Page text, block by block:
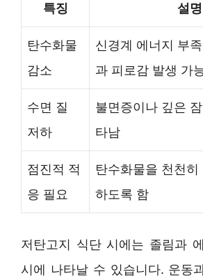
특징 설명
탄수화물
감소
신경계 에너지 부
과 피로감 발생 가
수면 질
저하
불면증이나 깊은
타남
점진적 적
응 필요
탄수화물을 천천
하도록 함
저탄고지 식단 시에는 졸림과
시에 나타날 수 있습니다. 운동